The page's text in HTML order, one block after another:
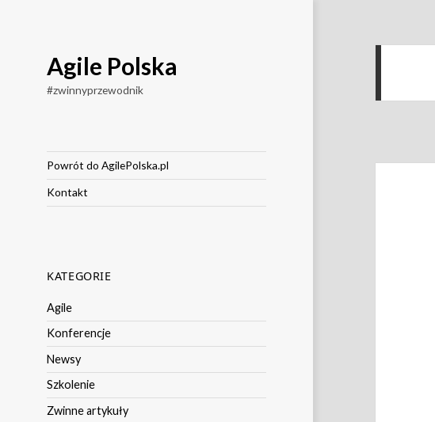
Agile Polska
#zwinnyprzewodnik
Powrót do AgilePolska.pl
Kontakt
KATEGORIE
Agile
Konferencje
Newsy
Szkolenie
Zwinne artykuły